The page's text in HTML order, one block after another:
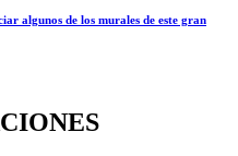
algunos de los murales de este gran